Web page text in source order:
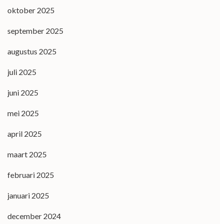
oktober 2025
september 2025
augustus 2025
juli 2025
juni 2025
mei 2025
april 2025
maart 2025
februari 2025
januari 2025
december 2024